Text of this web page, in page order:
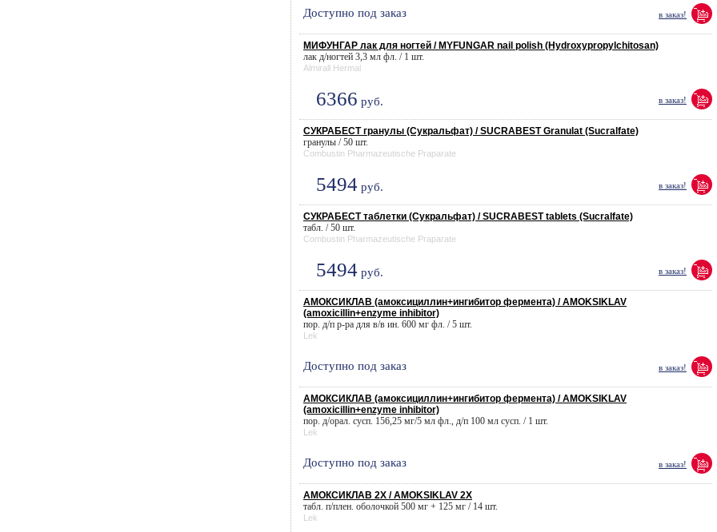
Доступно под заказ в заказ!
МИФУНГАР лак для ногтей / MYFUNGAR nail polish (Hydroxypropylchitosan)
лак д/ногтей 3,3 мл фл. / 1 шт.
Almirall Hermal
6366 руб. в заказ!
СУКРАБЕСТ гранулы (Сукральфат) / SUCRABEST Granulat (Sucralfate)
гранулы / 50 шт.
Combustin Pharmazeutische Praparate
5494 руб. в заказ!
СУКРАБЕСТ таблетки (Сукральфат) / SUCRABEST tablets (Sucralfate)
табл. / 50 шт.
Combustin Pharmazeutische Praparate
5494 руб. в заказ!
АМОКСИКЛАВ (амоксициллин+ингибитор фермента) / AMOKSIKLAV
(amoxicillin+enzyme inhibitor)
пор. д/п р-ра для в/в ин. 600 мг фл. / 5 шт.
Lek
Доступно под заказ в заказ!
АМОКСИКЛАВ (амоксициллин+ингибитор фермента) / AMOKSIKLAV
(amoxicillin+enzyme inhibitor)
пор. д/орал. сусп. 156,25 мг/5 мл фл., д/п 100 мл сусп. / 1 шт.
Lek
Доступно под заказ в заказ!
АМОКСИКЛАВ 2X / AMOKSIKLAV 2X
табл. п/плен. оболочкой 500 мг + 125 мг / 14 шт.
Lek